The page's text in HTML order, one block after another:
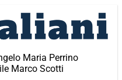
Maria Perrino
Marco Scotti